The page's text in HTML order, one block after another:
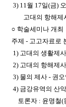
3) 11월 17일(금)
고대의 항해제
○ 학술세미나 개최
주제 - 고고자료로
1) 고대의 생활제
2) 고대의 항해제
3) 물의 제사 - 권
4) 금강유역의 산
토론자 : 윤명철(